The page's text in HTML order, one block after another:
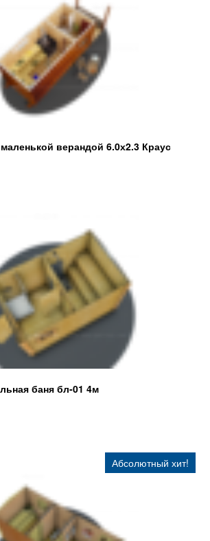
верандой 6.0х2.3 Краус
баня бл-01 4м
Абсолютный хит!